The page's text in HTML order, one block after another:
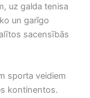
uz galda tenisa
un garīgo
sacensībās
sporta veidiem
kontinentos.